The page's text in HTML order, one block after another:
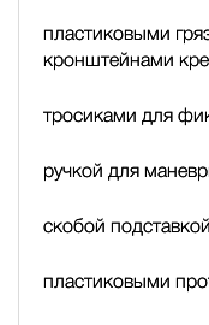
пластиковыми
кронштейнами
тросиками для
ручкой для
скобой
пластиковыми